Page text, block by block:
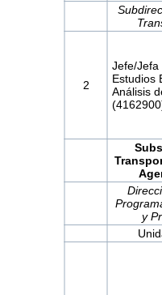
2
Jefe/Jefa
Estudios
Análisis
y